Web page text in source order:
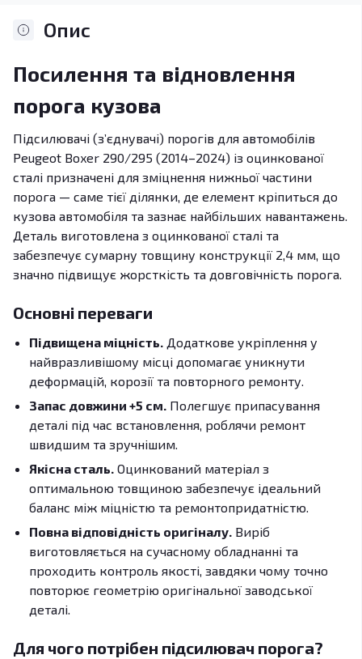
Опис
Посилення та відновлення
порога кузова
Підсилювачі (з’єднувачі) порогів для автомобілів
Peugeot Boxer 290/295 (2014–2024) із оцинкованої
сталі призначені для зміцнення нижньої частини
порога — саме тієї ділянки, де елемент кріпиться до
кузова автомобіля та зазнає найбільших навантажень.
Деталь виготовлена з оцинкованої сталі та
забезпечує сумарну товщину конструкції 2,4 мм, що
значно підвищує жорсткість та довговічність порога.
Основні переваги
Підвищена міцність. Додаткове укріплення у
найвразливішому місці допомагає уникнути
деформацій, корозії та повторного ремонту.
Запас довжини +5 см. Полегшує припасування
деталі під час встановлення, роблячи ремонт
швидшим та зручнішим.
Якісна сталь. Оцинкований матеріал з
оптимальною товщиною забезпечує ідеальний
баланс між міцністю та ремонтопридатністю.
Повна відповідність оригіналу. Виріб
виготовляється на сучасному обладнанні та
проходить контроль якості, завдяки чому точно
повторює геометрію оригінальної заводської
деталі.
Для чого потрібен підсилювач порога?